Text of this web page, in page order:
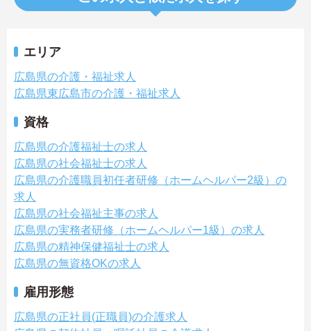
エリア
広島県の介護・福祉求人
広島県東広島市の介護・福祉求人
資格
広島県の介護福祉士の求人
広島県の社会福祉士の求人
広島県の介護職員初任者研修（ホームヘルパー2級）の
求人
広島県の社会福祉主事の求人
広島県の実務者研修（ホームヘルパー1級）の求人
広島県の精神保健福祉士の求人
広島県の無資格OKの求人
雇用形態
広島県の正社員(正職員)の介護求人